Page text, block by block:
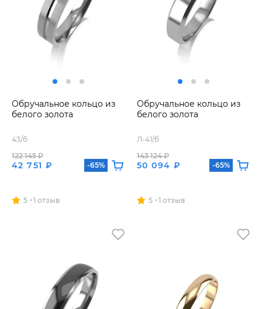
Обручальное кольцо из
белого золота
43/б
42 751 ₽
122 145 ₽
-65%
5 1 отзыв
Обручальное кольцо из
белого золота
Л-41/б
50 094 ₽
143 124 ₽
-65%
5 1 отзыв